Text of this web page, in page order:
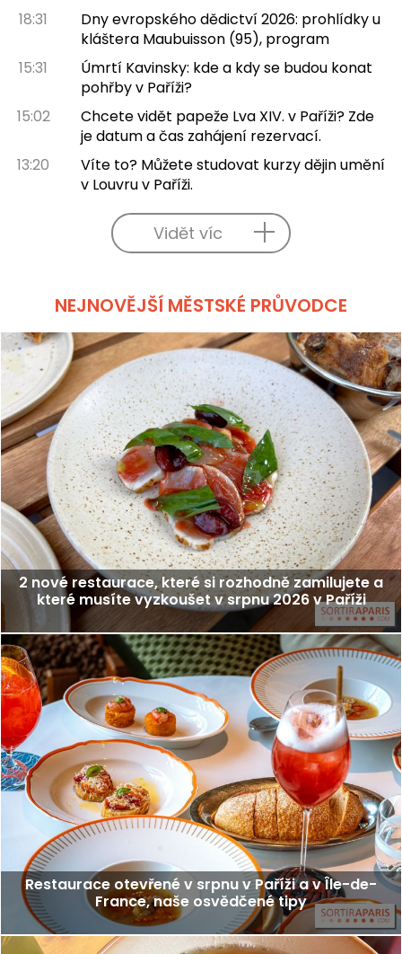
18:31
Dny evropského dědictví 2026: prohlídky u
kláštera Maubuisson (95), program
15:31
Úmrtí Kavinsky: kde a kdy se budou konat
pohřby v Paříži?
15:02
Chcete vidět papeže Lva XIV. v Paříži? Zde
je datum a čas zahájení rezervací.
13:20
Víte to? Můžete studovat kurzy dějin umění
v Louvru v Paříži.
Vidět víc
NEJNOVĚJŠÍ MĚSTSKÉ PRŮVODCE
2 nové restaurace, které si rozhodně zamilujete a
které musíte vyzkoušet v srpnu 2026 v Paříži
Restaurace otevřené v srpnu v Paříži a v Île-de-
France, naše osvědčené tipy